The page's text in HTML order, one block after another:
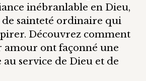
inébranlable en Dieu,
sainteté ordinaire qui
Découvrez comment
ont façonné une
service de Dieu et de